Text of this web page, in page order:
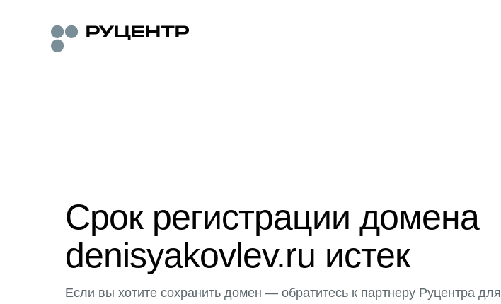
Срок регистрации домена
denisyakovlev.ru истек
Если вы хотите сохранить домен — обратитесь к партнеру Руцентра для